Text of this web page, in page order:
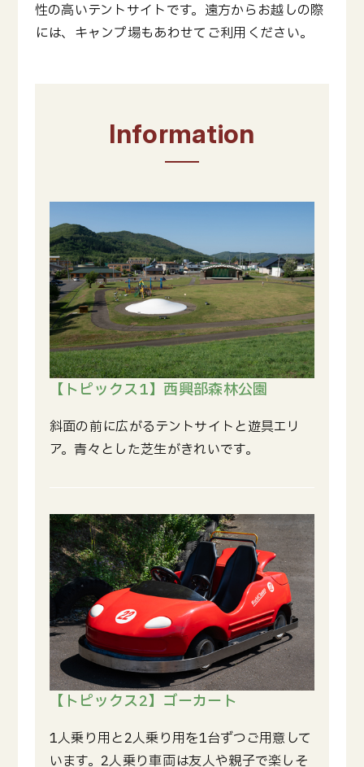
性の高いテントサイトです。遠方からお越しの際
には、キャンプ場もあわせてご利用ください。
Information
【トピックス1】西興部森林公園
斜面の前に広がるテントサイトと遊具エリ
ア。青々とした芝生がきれいです。
【トピックス2】ゴーカート
1人乗り用と2人乗り用を1台ずつご用意して
います。2人乗り車両は友人や親子で楽しそ